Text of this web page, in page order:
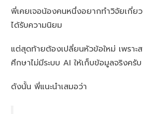
พี่เคยเจอน้องคนหนึ่งอยากทำวิจัยเกี่ย
ได้รับความนิยม
แต่สุดท้ายต้องเปลี่ยนหัวข้อใหม่ เพรา
ศึกษาไม่มีระบบ AI ให้เก็บข้อมูลจริงครับ
ดังนั้น พี่แนะนำเสมอว่า